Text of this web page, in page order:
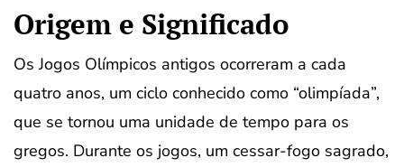
Origem e Significado
Os Jogos Olímpicos antigos ocorreram a cada
quatro anos, um ciclo conhecido como “olimpíada”,
que se tornou uma unidade de tempo para os
gregos. Durante os jogos, um cessar-fogo sagrado,